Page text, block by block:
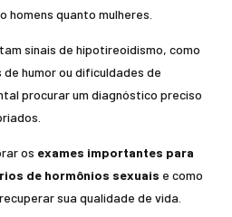
quanto mulheres.
sinais de hipotireoidismo, como
humor ou dificuldades de
procurar um diagnóstico preciso
os exames importantes para
de hormônios sexuais e como
sua qualidade de vida.